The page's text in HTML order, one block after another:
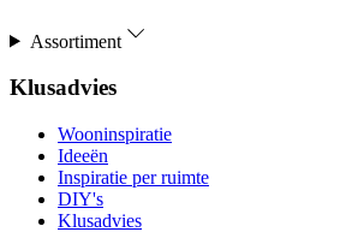
Assortiment
Klusadvies
Wooninspiratie
Ideeën
Inspiratie per ruimte
DIY's
Klusadvies